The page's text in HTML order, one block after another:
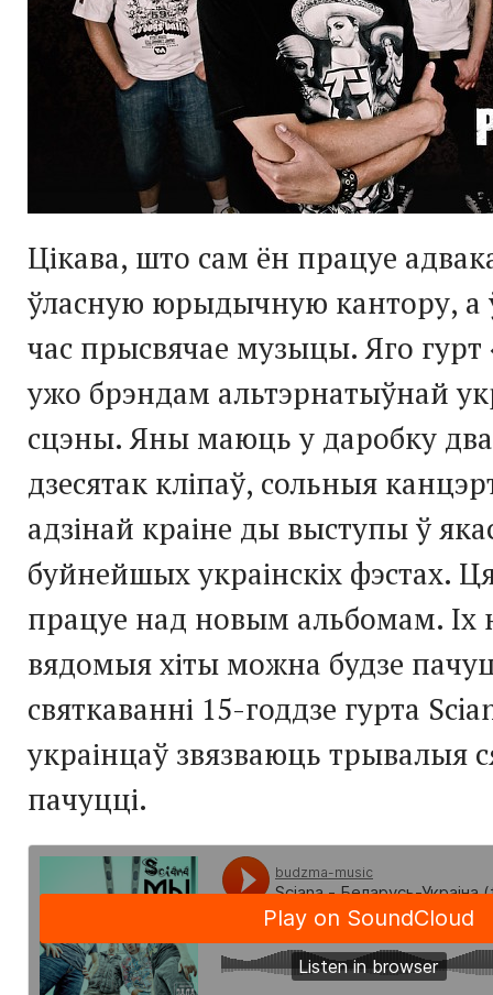
Цікава, што сам ён працуе
ўласную юрыдычную кантору, а
час прысвячае музыцы. Яго гурт
ужо брэндам альтэрнатыўнай
сцэны. Яны маюць у даробку
дзесятак кліпаў, сольныя
адзінай краіне ды выступы ў
буйнейшых украінскіх фэстах.
працуе над новым альбомам. Іх
вядомыя хіты можна будзе
святкаванні 15-годдзе гурта
украінцаў звязваюць трывалыя
пачуцці.